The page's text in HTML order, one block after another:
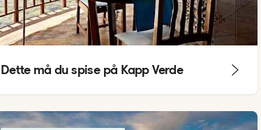
Dette må du spise på Kapp Verde